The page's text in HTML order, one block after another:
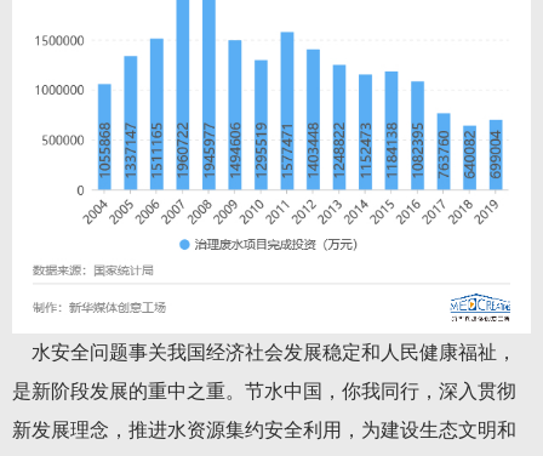
水安全问题事关我国经济社会发展稳定和人民健康福祉，
是新阶段发展的重中之重。节水中国，你我同行，深入贯彻
新发展理念，推进水资源集约安全利用，为建设生态文明和